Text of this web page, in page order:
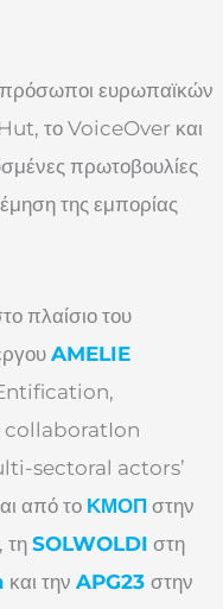
ευρωπαϊκών
το VoiceOver και
πρωτοβουλίες
της εμπορίας
πλαίσιο του
AMELIE
sectoral actors’
από το ΚΜΟΠ στην
τη SOLWOLDI στη
και την APG23 στην